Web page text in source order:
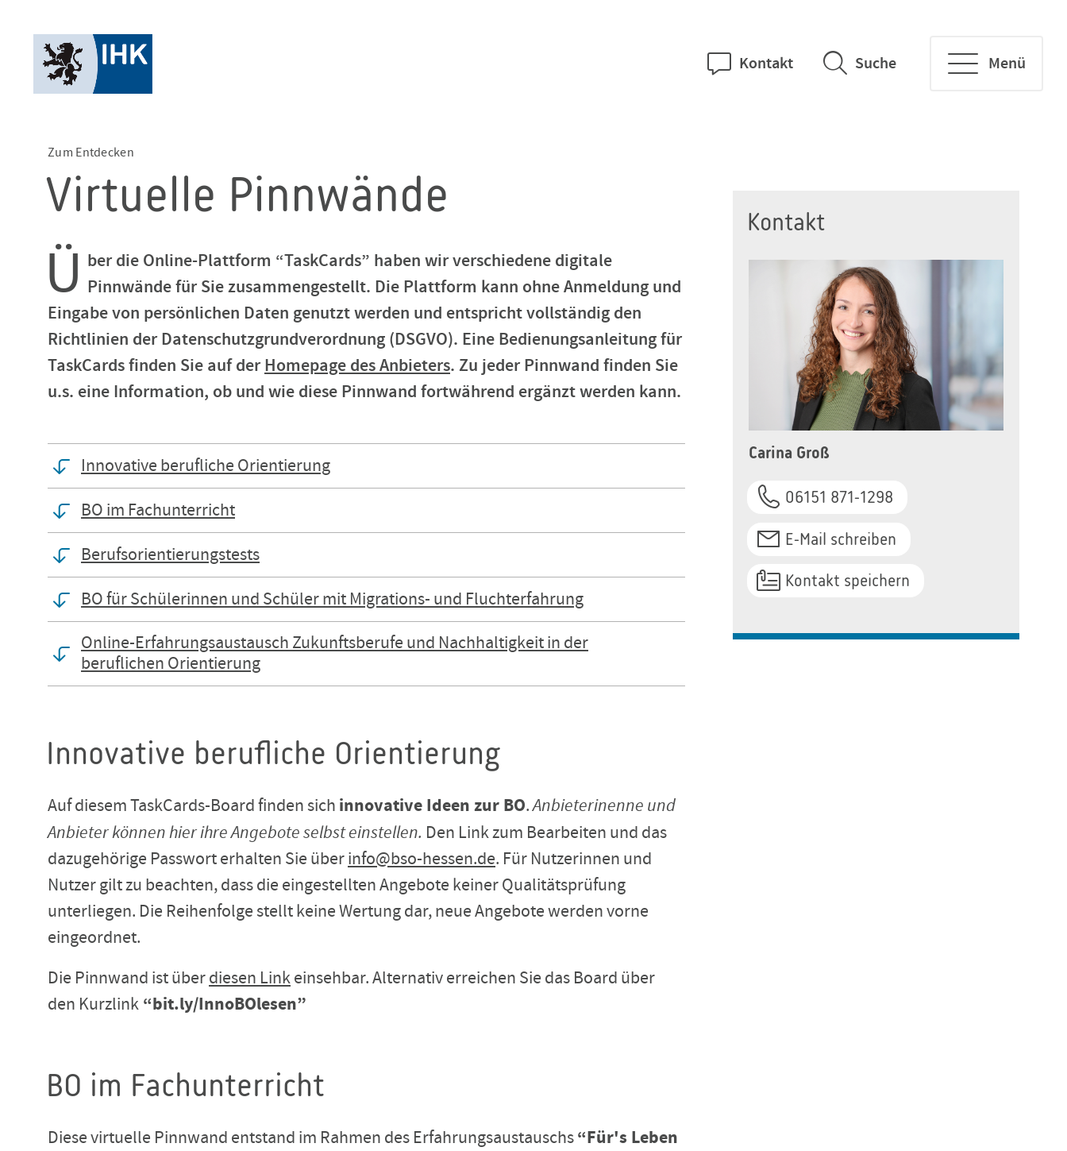
Kontakt Suche Menü
Zum Entdecken
Virtuelle Pinnwände
Ü ber die Online-Plattform “TaskCards” haben wir verschiedene digitale
Pinnwände für Sie zusammengestellt. Die Plattform kann ohne Anmeldung und
Eingabe von persönlichen Daten genutzt werden und entspricht vollständig den
Richtlinien der Datenschutzgrundverordnung (DSGVO). Eine Bedienungsanleitung für
TaskCards finden Sie auf derHomepage des Anbieters. Zu jeder Pinnwand finden Sie
u.s. eine Information, ob und wie diese Pinnwand fortwährend ergänzt werden kann.
Innovative berufliche Orientierung
BO im Fachunterricht
Berufsorientierungstests
BO für Schülerinnen und Schüler mit Migrations- und Fluchterfahrung
Online-Erfahrungsaustausch Zukunftsberufe und Nachhaltigkeit in der
beruflichen Orientierung
Innovative berufliche Orientierung
Auf diesem TaskCards-Board finden sich innovative Ideen zur BO.Anbieterinenne und
Anbieter können hier ihre Angebote selbst einstellen. Den Link zum Bearbeiten und das
dazugehörige Passwort erhalten Sie überinfo@bso-hessen.de. Für Nutzerinnen und
Nutzer gilt zu beachten, dass die eingestellten Angebote keiner Qualitätsprüfung
unterliegen. Die Reihenfolge stellt keine Wertung dar, neue Angebote werden vorne
eingeordnet.
Die Pinnwand ist überdiesen Linkeinsehbar. Alternativ erreichen Sie das Board über
den Kurzlink “bit.ly/InnoBOlesen”
BO im Fachunterricht
Diese virtuelle Pinnwand entstand im Rahmen des Erfahrungsaustauschs“Für's Leben
Kontakt
Carina Groß
06151 871-1298
E-Mail schreiben
Kontakt speichern